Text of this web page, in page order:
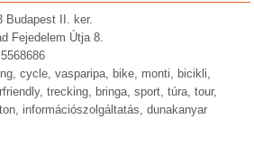
Budapest II. ker.
Fejedelem Útja 8.
cycle, vasparipa, bike, monti, bicikli,
trecking, bringa, sport, túra, tour,
információszolgáltatás, dunakanyar